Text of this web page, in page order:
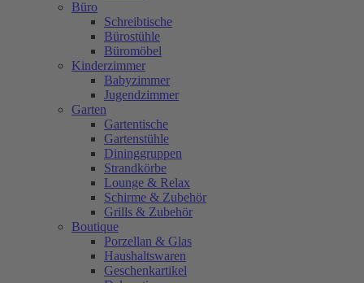
Büro
Schreibtische
Bürostühle
Büromöbel
Kinderzimmer
Babyzimmer
Jugendzimmer
Garten
Gartentische
Gartenstühle
Dininggruppen
Strandkörbe
Lounge & Relax
Schirme & Zubehör
Grills & Zubehör
Boutique
Porzellan & Glas
Haushaltswaren
Geschenkartikel